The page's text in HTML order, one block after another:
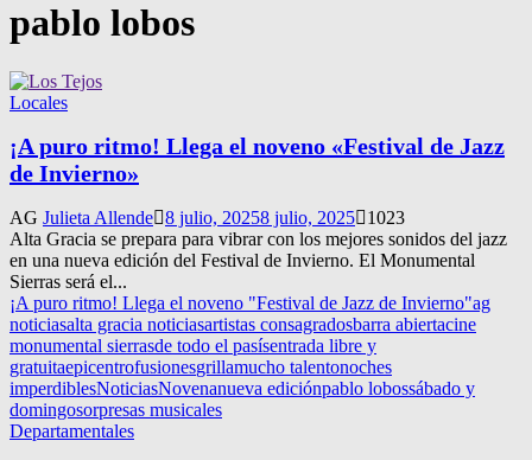
pablo lobos
Locales
¡A puro ritmo! Llega el noveno «Festival de Jazz
de Invierno»
AG Julieta Allende 8 julio, 20258 julio, 2025
1023
Alta Gracia se prepara para vibrar con los mejores sonidos del jazz
en una nueva edición del Festival de Invierno. El Monumental
Sierras será el...
¡A puro ritmo! Llega el noveno "Festival de Jazz de Invierno"ag
noticiasalta gracia noticiasartistas consagradosbarra abiertacine
monumental sierrasde todo el pasísentrada libre y
gratuitaepicentrofusionesgrillamucho talentonoches
imperdiblesNoticiasNovenanueva ediciónpablo lobossábado y
domingosorpresas musicales
Departamentales